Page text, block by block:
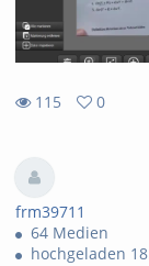
115
0
frm39711
64 Medien
hochgeladen